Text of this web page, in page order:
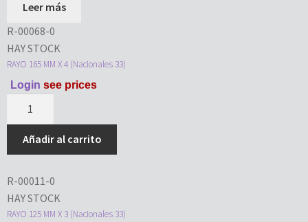
Leer más
R-00068-0
HAY STOCK
RAYO 165 MM X 4 (Nacionales 33)
Login see prices
Añadir al carrito
R-00011-0
HAY STOCK
RAYO 125 MM X 3 (Nacionales 33)